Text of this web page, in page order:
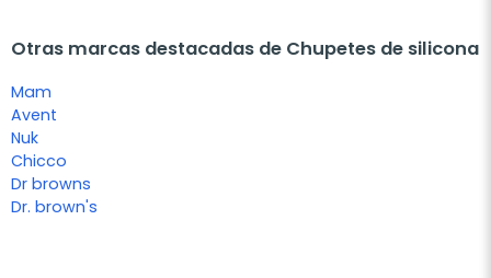
Otras marcas destacadas de Chupetes de silicona
Mam
Avent
Nuk
Chicco
Dr browns
Dr. brown's